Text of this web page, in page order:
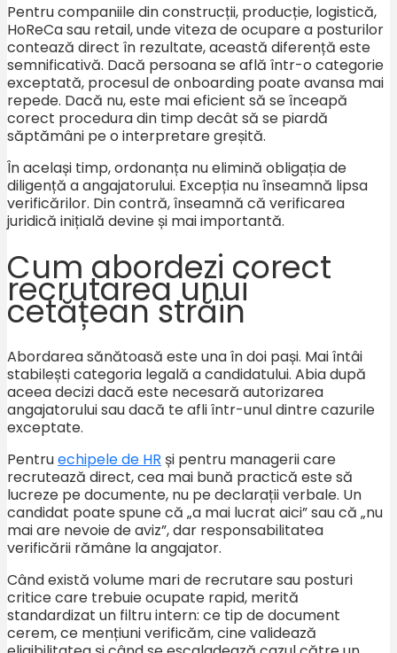
Pentru companiile din construcții, producție, logistică,
HoReCa sau retail, unde viteza de ocupare a posturilor
contează direct în rezultate, această diferență este
semnificativă. Dacă persoana se află într-o categorie
exceptată, procesul de onboarding poate avansa mai
repede. Dacă nu, este mai eficient să se înceapă
corect procedura din timp decât să se piardă
săptămâni pe o interpretare greșită.
În același timp, ordonanța nu elimină obligația de
diligență a angajatorului. Excepția nu înseamnă lipsa
verificărilor. Din contră, înseamnă că verificarea
juridică inițială devine și mai importantă.
Cum abordezi corect
recrutarea unui
cetățean străin
Abordarea sănătoasă este una în doi pași. Mai întâi
stabilești categoria legală a candidatului. Abia după
aceea decizi dacă este necesară autorizarea
angajatorului sau dacă te afli într-unul dintre cazurile
exceptate.
Pentruechipele de HR și pentru managerii care
recrutează direct, cea mai bună practică este să
lucreze pe documente, nu pe declarații verbale. Un
candidat poate spune că „a mai lucrat aici” sau că „nu
mai are nevoie de aviz”, dar responsabilitatea
verificării rămâne la angajator.
Când există volume mari de recrutare sau posturi
critice care trebuie ocupate rapid, merită
standardizat un filtru intern: ce tip de document
cerem, ce mențiuni verificăm, cine validează